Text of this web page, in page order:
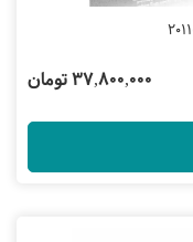
37,800,000 تومان